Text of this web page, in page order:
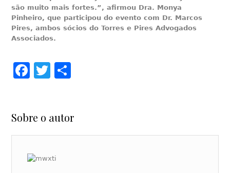
são muito mais fortes.”, afirmou Dra. Monya
Pinheiro, que participou do evento com Dr. Marcos
Pires, ambos sócios do Torres e Pires Advogados
Associados.
Facebook
Twitter
Sobre o autor